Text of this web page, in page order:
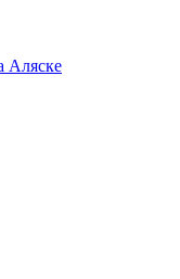
Аляске